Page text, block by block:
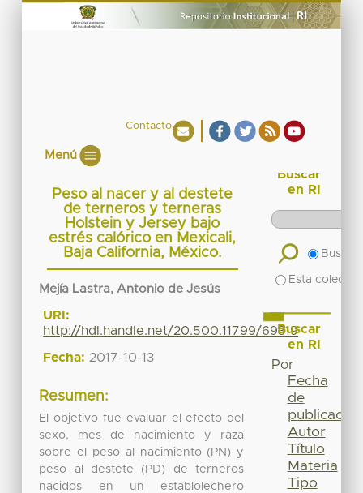
Contacto
Menú
Peso al nacer y al destete
de terneros y terneras
Holstein y Jersey bajo
estrés calórico en Mexicali,
Baja California, México.
Mejía Lastra, Antonio de Jesús
URI:
http://hdl.handle.net/20.500.11799/69319
Fecha: 2017-10-13
Resumen:
El objetivo fue evaluar el efecto del
sexo, mes de nacimiento y raza
sobre el peso al nacimiento (PN) y
peso al destete (PD) de terneros
nacidos en un establolechero
Buscar
en RI
Buscar
Esta
Buscar
en RI
Por
Fecha
de
publicación
Autor
Título
Materia
Tipo